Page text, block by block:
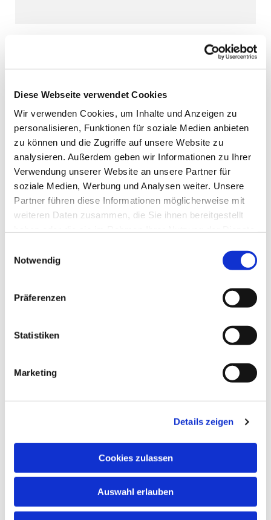
Diese Webseite verwendet Cookies
Wir verwenden Cookies, um Inhalte und Anzeigen zu
personalisieren, Funktionen für soziale Medien anbieten
zu können und die Zugriffe auf unsere Website zu
analysieren. Außerdem geben wir Informationen zu Ihrer
Verwendung unserer Website an unsere Partner für
soziale Medien, Werbung und Analysen weiter. Unsere
Partner führen diese Informationen möglicherweise mit
weiteren Daten zusammen, die Sie ihnen bereitgestellt
Notwendig
Präferenzen
Statistiken
Marketing
Details zeigen
Cookies zulassen
Auswahl erlauben
Dies könnte Sie auch